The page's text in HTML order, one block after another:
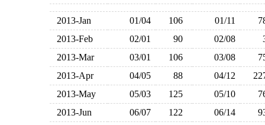
2013-Jan 01/04 106 01/11
2013-Feb
02/01 90 02/08
2013-Mar
03/01 106 03/08
2013-Apr
04/05 88 04/12
2013-May
05/03 125 05/10
2013-Jun
06/07 122 06/14